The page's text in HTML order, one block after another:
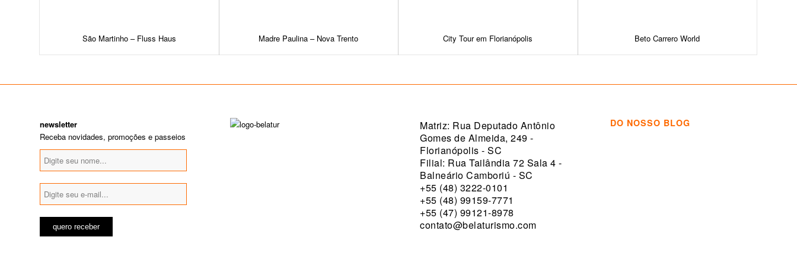
São Martinho – Fluss Haus Madre Paulina – Nova Trento City Tour em Florianópolis Beto Carrero World
newsletter
Receba novidades, promoções e passeios
Matriz: Rua Deputado Antônio
Gomes de Almeida, 249 -
Florianópolis - SC
Filial: Rua Tailândia 72 Sala 4 -
Balneário Camboriú - SC
+55 (48) 3222-0101
+55 (48) 99159-7771
+55 (47) 99121-8978
contato@belaturismo.com
DO NOSSO BLOG